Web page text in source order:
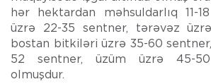
hər hektardan məhsuldarlıq 11-
üzrə 22-35 sentner, tərəvəz
bostan bitkiləri üzrə 35-60
52 sentner, üzüm üzrə 45-
olmuşdur.